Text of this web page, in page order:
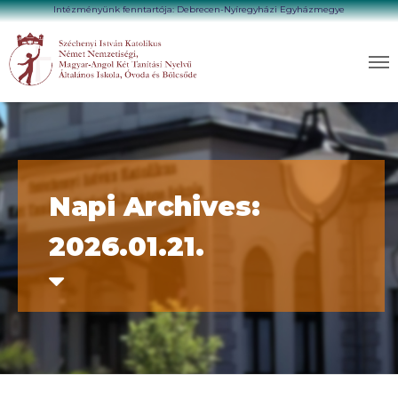
Intézményünk fenntartója: Debrecen-Nyíregyházi Egyházmegye
Napi Archives:
2026.01.21.